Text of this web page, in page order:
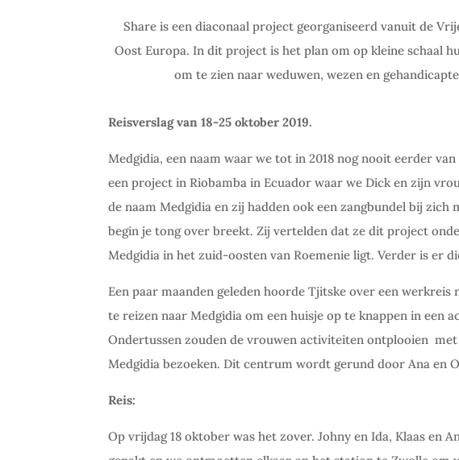
Share is een diaconaal project georganiseerd vanuit de
Oost Europa. In dit project is het plan om op kleine schaal
om te zien naar weduwen, wezen en
Reisverslag van 18-25 oktober 2019.
Medgidia, een naam waar we tot in 2018 nog nooit eerder
een project in Riobamba in Ecuador waar we Dick en zijn
de naam Medgidia en zij hadden ook een zangbundel bij zich
begin je tong over breekt. Zij vertelden dat ze dit project
Medgidia in het zuid-oosten van Roemenie ligt. Verder is er
Een paar maanden geleden hoorde Tjitske over een
te reizen naar Medgidia om een huisje op te knappen in een
Ondertussen zouden de vrouwen activiteiten ontplooien
Medgidia bezoeken. Dit centrum wordt gerund door Ana en
Reis:
Op vrijdag 18 oktober was het zover. Johny en Ida, Klaas en